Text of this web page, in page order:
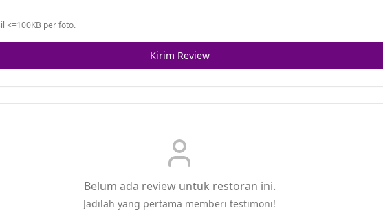
<=100KB per foto.
Kirim Review
Belum ada review untuk restoran ini.
Jadilah yang pertama memberi testimoni!